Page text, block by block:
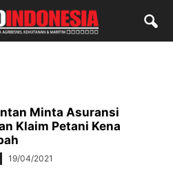
Minta Asuransi
Klaim Petani Kena
19/04/2021